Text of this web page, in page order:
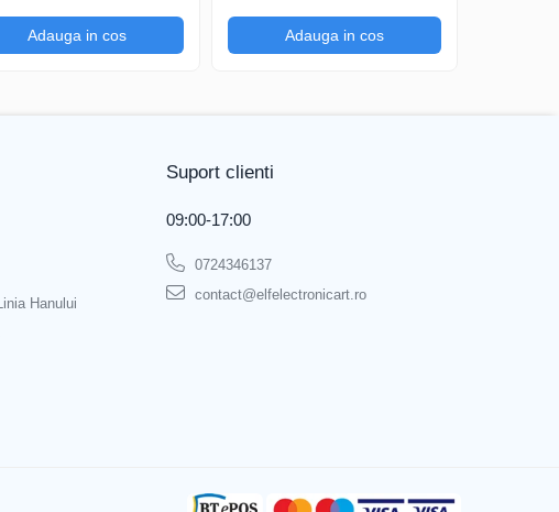
Adauga in cos Adauga in cos
Hanului
Suport clienti
09:00-17:00
0724346137
contact@elfelectronicart.ro